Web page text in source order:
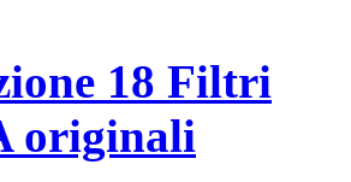
18 Filtri
originali